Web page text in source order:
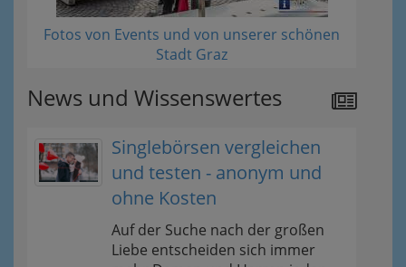
Fotos von Events und von unserer schönen
Stadt Graz
News und Wissenswertes
Singlebörsen vergleichen
und testen - anonym und
ohne Kosten
Auf der Suche nach der großen
Liebe entscheiden sich immer